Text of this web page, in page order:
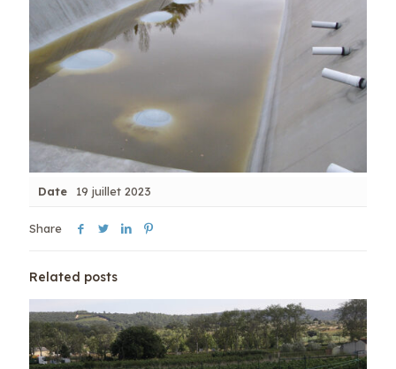
Date 19 juillet 2023
Share
Related posts